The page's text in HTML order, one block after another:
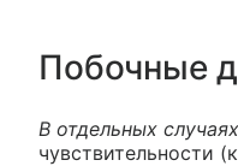
Побочные
В отдельных
чувствительности